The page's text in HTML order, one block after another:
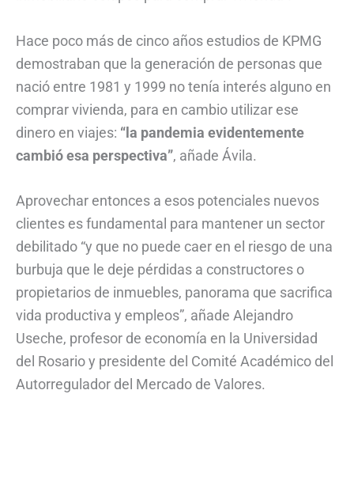
Hace poco más de cinco años estudios de KPMG
demostraban que la generación de personas que
nació entre 1981 y 1999 no tenía interés alguno en
comprar vivienda, para en cambio utilizar ese
dinero en viajes: “la pandemia evidentemente
cambió esa perspectiva”, añade Ávila.
Aprovechar entonces a esos potenciales nuevos
clientes es fundamental para mantener un sector
debilitado “y que no puede caer en el riesgo de una
burbuja que le deje pérdidas a constructores o
propietarios de inmuebles, panorama que sacrifica
vida productiva y empleos”, añade Alejandro
Useche, profesor de economía en la Universidad
del Rosario y presidente del Comité Académico del
Autorregulador del Mercado de Valores.